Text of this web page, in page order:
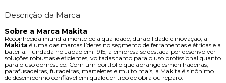
Descrição da Marca
Sobre a Marca Makita
Reconhecida mundialmente pela qualidade, durabilidade e inovação, a
Makita é uma das marcas líderes no segmento de ferramentas elétricas e a
bateria. Fundada no Japão em 1915, a empresa se destaca por desenvolver
soluções robustas e eficientes, voltadas tanto para o uso profissional quanto
para o uso doméstico. Com um portfólio que abrange esmerilhadeiras,
parafusadeiras, furadeiras, marteletes e muito mais, a Makita é sinônimo
de desempenho confiável em qualquer tipo de obra ou reparo.